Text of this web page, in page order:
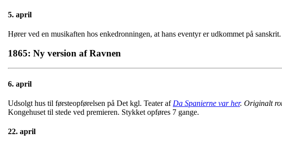
5. april
Hører ved en musikaften hos enkedronningen, at hans eventyr er udkommet på sanskrit.
1865: Ny version af Ravnen
6. april
Udsolgt hus til førsteopførelsen på Det kgl. Teater af Da Spanierne var her. Originalt
Kongehuset til stede ved premieren. Stykket opføres 7 gange.
22. april